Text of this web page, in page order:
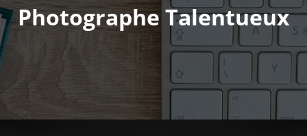
Photographe Talentueux